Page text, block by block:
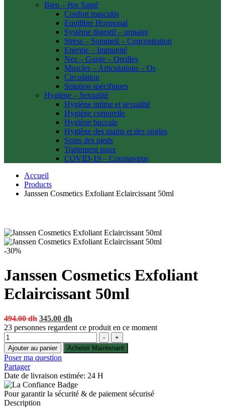
Bien – être Santé
Confort masculin
Equilibre Hormonal
Système digestif – urinaire
Stress – Sommeil – Concentration
Energie – Immunité
Nez – Gorge – Oreilles
Muscles – Articulations – Os
Circulation
Solution spécifiques
Hygiène – Sexualité
Hygiène intime et sexualité
Hygiène corporelle
Hygiène buccale
Hygiène des mains et des ongles
Soins des pieds
Traitement poux
COVID-19 – Coronavirus
Accueil
Products
Janssen Cosmetics Exfoliant Eclaircissant 50ml
-30%
Janssen Cosmetics Exfoliant
Eclaircissant 50ml
494.00dh Original
price
494.00 dh.
345.00 dh
price
345.00 dh.
23 personnes regardent ce produit en ce moment
Quantité
-
+
Ajouter au panier
Acheter Maintenant
Poser ma question
Partager
Date de livraison estimée: 24 H
Pour garantir la sécurité & de paiement sécurisé
Description